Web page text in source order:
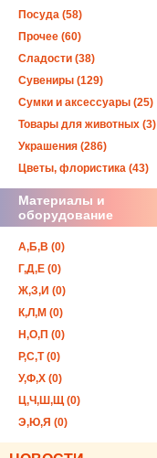
Посуда (58)
Прочее (60)
Сладости (38)
Сувениры (129)
Сумки и аксессуары (25)
Товары для животных (3)
Украшения (286)
Цветы, флористика (43)
Материалы и
оборудование
А,Б,В (0)
Г,Д,Е (0)
Ж,З,И (0)
К,Л,М (0)
Н,О,П (0)
Р,С,Т (0)
У,Ф,Х (0)
Ц,Ч,Ш,Щ (0)
Э,Ю,Я (0)